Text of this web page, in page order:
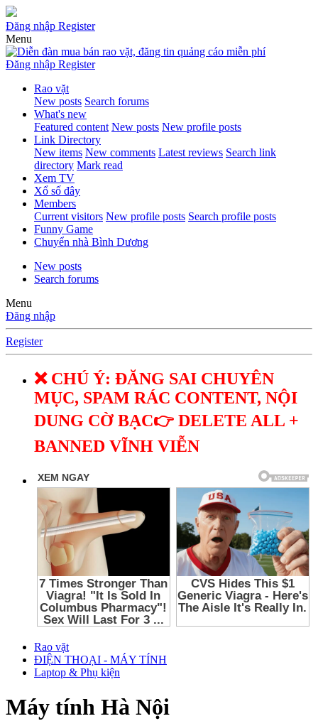
Đăng nhập Register
Menu
Đăng nhập Register
Rao vặt
New posts Search forums
What's new
Featured content New posts New profile posts
Link Directory
New items New comments Latest reviews Search link
directory Mark read
Xem TV
Xổ số đây
Members
Current visitors New profile posts Search profile posts
Funny Game
Chuyển nhà Bình Dương
New posts
Search forums
Menu
Đăng nhập
Register
❌ CHÚ Ý: ĐĂNG SAI CHUYÊN
MỤC, SPAM RÁC CONTENT, NỘI
DUNG CỜ BẠC👉 DELETE ALL +
BANNED VĨNH VIỄN
Rao vặt
ĐIỆN THOẠI - MÁY TÍNH
Laptop & Phụ kiện
Máy tính Hà Nội